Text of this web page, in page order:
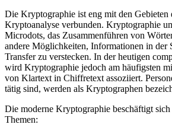
Die Kryptographie ist eng mit den
Kryptoanalyse verbunden. Kryptographie
Microdots, das Zusammenführen von
andere Möglichkeiten, Informationen in der
Transfer zu verstecken. In der heutigen
wird Kryptographie jedoch am häufigsten
von Klartext in Chiffretext assoziiert.
tätig sind, werden als Kryptographen
Die moderne Kryptographie beschäftigt
Themen: